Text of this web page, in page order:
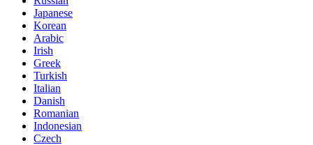
Japanese
Korean
Arabic
Irish
Greek
Turkish
Italian
Danish
Romanian
Indonesian
Czech